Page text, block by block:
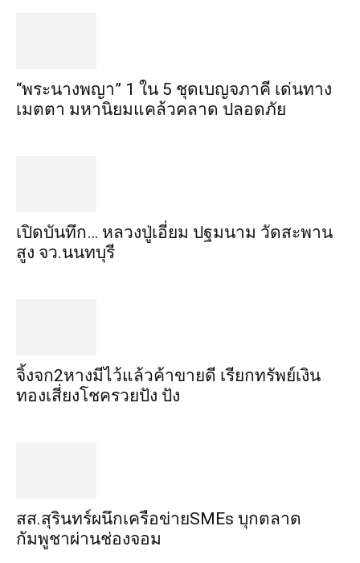
“พระ​นาง​พญา” 1 ใน 5​ ชุดเบญจ​ภาคี​ เด่นทาง
เมตตา​ มหา​นิยม​แคล้วคลาด​ ปลอดภัย​
เปิดบันทึก… หลวงปู่เอี่ยม ​ปฐม​นาม​ วัดสะพาน
สูง​ จว.นนทบุรี
จิ้งจก​2​หาง​มีไว้แล้ว​ค้าขาย​ดี​ เรียก​ทรัพย์เงิน
ทอง​เสี่ยงโชค​รวยปัง​ ปัง​
สส.สุรินทร์ผนึกเครือข่ายSMEs บุกตลาด
กัมพูชาผ่านช่องจอม